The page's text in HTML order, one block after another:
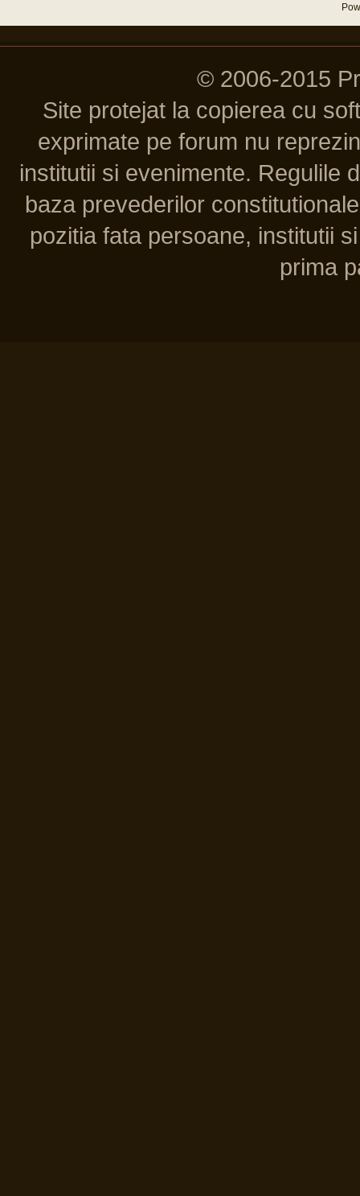
© 2006-2015
Site protejat la copierea cu
exprimate pe forum nu
institutii si evenimente. Regulile
baza prevederilor
pozitia fata persoane, institutii
prima